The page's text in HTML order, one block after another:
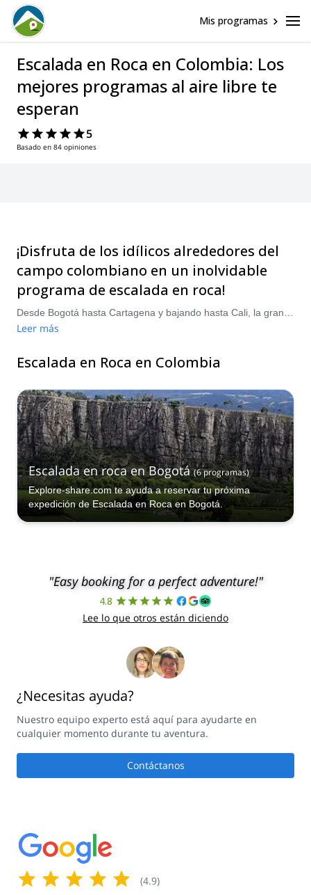
Mis programas
Escalada en Roca en Colombia: Los
mejores programas al aire libre te
esperan
5
Basado en 84 opiniones
¡Disfruta de los idílicos alrededores del
campo colombiano en un inolvidable
programa de escalada en roca!
Leer más
Escalada en Roca en Colombia
Escalada en roca en Bogotá (6programas)
Explore-share.com te ayuda a reservar tu próxima
expedición de Escalada en Roca en Bogotá.
"Easy booking for a perfect adventure!"
4.8
Lee lo que otros están diciendo
¿Necesitas ayuda?
Nuestro equipo experto está aquí para ayudarte en
cualquier momento durante tu aventura.
Contáctanos
(4.9)